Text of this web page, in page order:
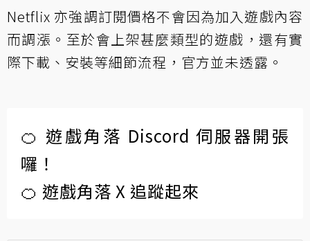
Netflix 亦強調訂閱價格不會因為加入遊戲內容
而調漲。至於會上架甚麼類型的遊戲，還有實
際下載、安裝等細節流程，官方並未透露。
🍊 遊戲角落 Discord 伺服器開張
囉！
🍊 遊戲角落 X 追蹤起來